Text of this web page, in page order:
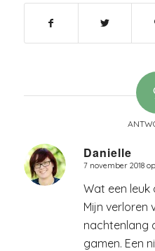
Danielle
zegt:
7 november 2018 op
Wat een leuk
Mijn verloren
nachtenlang
gamen. Een